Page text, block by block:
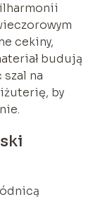
cekiny,
budują
na
by